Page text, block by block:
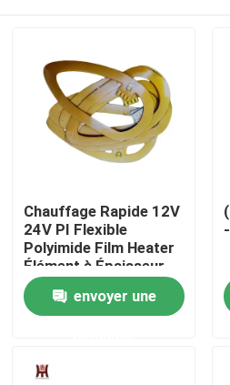
Produits
Vidéos
Chauffage Rapide 12V
24V PI Flexible
Polyimide Film Heater
Élément à Épaisseur
Fine
envoyer une